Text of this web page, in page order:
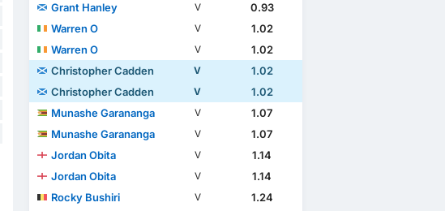
Grant Hanley
V
0.93
Warren O
V
1.02
Warren O
V
1.02
Christopher Cadden
V
1.02
Christopher Cadden
V
1.02
Munashe Garananga
V
1.07
Munashe Garananga
V
1.07
Jordan Obita
V
1.14
Jordan Obita
V
1.14
Rocky Bushiri
V
1.24